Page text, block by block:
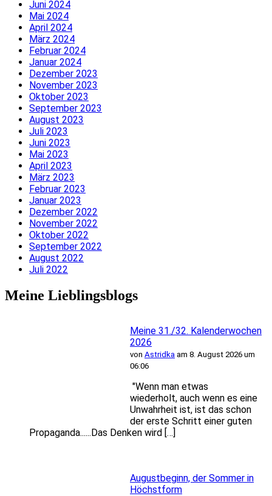
Juni 2024
Mai 2024
April 2024
März 2024
Februar 2024
Januar 2024
Dezember 2023
November 2023
Oktober 2023
September 2023
August 2023
Juli 2023
Juni 2023
Mai 2023
April 2023
März 2023
Februar 2023
Januar 2023
Dezember 2022
November 2022
Oktober 2022
September 2022
August 2022
Juli 2022
Meine Lieblingsblogs
Meine 31./32. Kalenderwochen
2026
von Astridka am 8. August 2026 um
06:06
"Wenn man etwas
wiederholt, auch wenn es eine
Unwahrheit ist, ist das schon
der erste Schritt einer guten
Propaganda......Das Denken wird […]
Augustbeginn, der Sommer in
Höchstform